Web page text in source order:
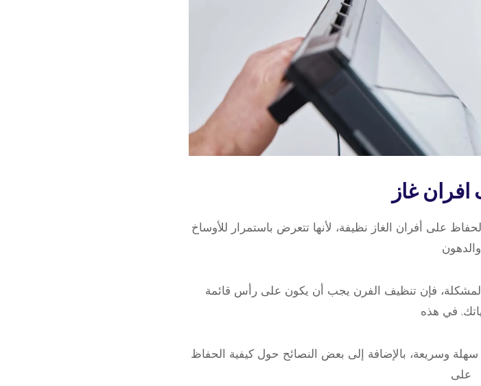
غاز
من الصعب الحفاظ على أفران الغاز نظيفة، لأنها تتعرض باستمرار للأوساخ
والدهون
المشكلة، فإن تنظيف الفرن يجب أن يكون على رأس قائمة
في هذه
وسريعة، بالإضافة إلى بعض النصائح حول كيفية الحفاظ
على